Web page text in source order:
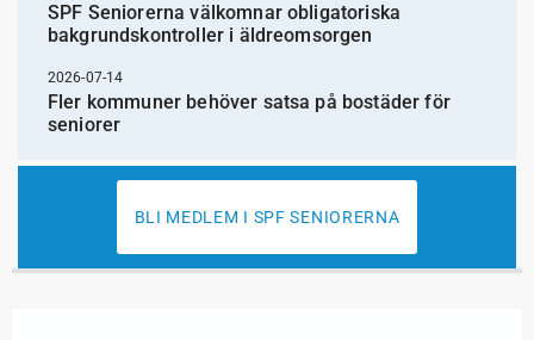
SPF Seniorerna välkomnar obligatoriska
bakgrundskontroller i äldreomsorgen
2026-07-14
Fler kommuner behöver satsa på bostäder för
seniorer
BLI MEDLEM I SPF SENIORERNA